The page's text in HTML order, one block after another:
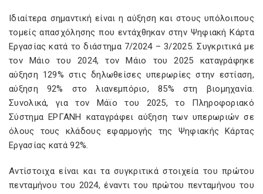
Ιδιαίτερα σημαντική είναι η αύξηση και στους υπόλοιπους
τομείς απασχόλησης που εντάχθηκαν στην Ψηφιακή Κάρτα
Εργασίας κατά το διάστημα 7/2024 – 3/2025. Συγκριτικά με
τον Μάιο του 2024, τον Μάιο του 2025 καταγράφηκε
αύξηση 129% στις δηλωθείσες υπερωρίες στην εστίαση,
αύξηση 92% στο λιανεμπόριο, 85% στη βιομηχανία.
Συνολικά, για τον Μάϊο του 2025, το Πληροφοριακό
Σύστημα ΕΡΓΑΝΗ καταγράφει αύξηση των υπερωριών σε
όλους τους κλάδους εφαρμογής της Ψηφιακής Κάρτας
Εργασίας κατά 92%.
Αντίστοιχα είναι και τα συγκριτικά στοιχεία του πρώτου
πενταμήνου του 2024, έναντι του πρώτου πενταμήνου του